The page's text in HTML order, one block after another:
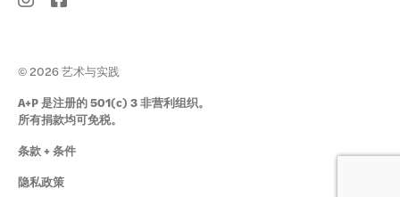
© 2026 艺术与实践
A+P 是注册的 501(c) 3 非营利组织。
所有捐款均可免税。
条款 + 条件
隐私政策